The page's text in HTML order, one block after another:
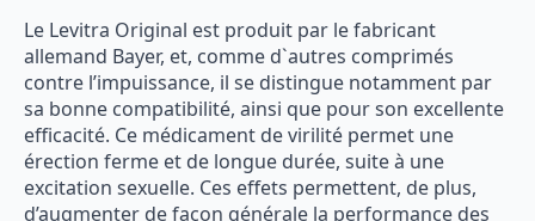
Le Levitra Original est produit par le fabricant
allemand Bayer, et, comme d`autres comprimés
contre l’impuissance, il se distingue notamment par
sa bonne compatibilité, ainsi que pour son excellente
efficacité. Ce médicament de virilité permet une
érection ferme et de longue durée, suite à une
excitation sexuelle. Ces effets permettent, de plus,
d’augmenter de façon générale la performance des